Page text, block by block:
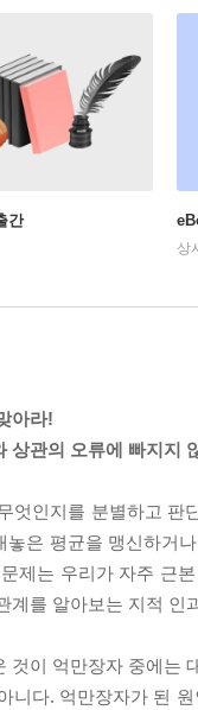
간
상
아라!
상관의 오류에 빠지지
엇인지를 분별하고
놓은 평균을 맹신하거
제는 우리가 자주 근
계를 알아보는 지적 인
것이 억만장자 중에는
니다. 억만장자가 된